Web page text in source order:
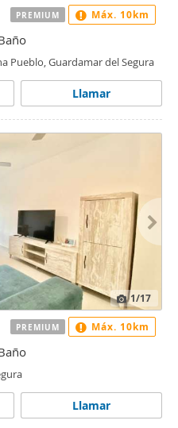
Pueblo, Guardamar del Segura
Llamar
PREMIUM Máx. 10km
1/17
Llamar
PREMIUM Máx. 10km